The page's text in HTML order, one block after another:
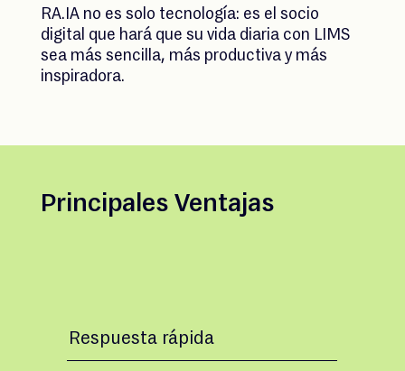
RA.IA no es solo tecnología: es el socio
digital que hará que su vida diaria con LIMS
sea más sencilla, más productiva y más
inspiradora.
Principales Ventajas
Respuesta rápida